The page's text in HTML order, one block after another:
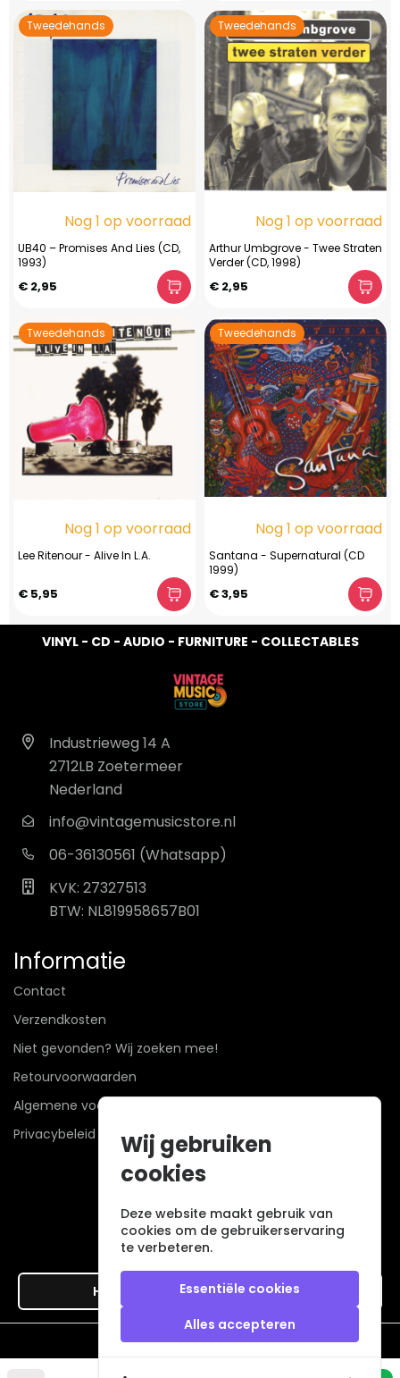
Tweedehands
Nog 1 op voorraad
UB40 – Promises And Lies (CD,
1993)
€ 2,95
Tweedehands
Nog 1 op voorraad
Arthur Umbgrove - Twee Straten
Verder (CD, 1998)
€ 2,95
Tweedehands
Nog 1 op voorraad
Lee Ritenour - Alive In L.A.
€ 5,95
Tweedehands
Nog 1 op voorraad
Santana - Supernatural (CD
1999)
€ 3,95
VINYL - CD - AUDIO - FURNITURE - COLLECTABLES
Industrieweg 14 A
2712LB Zoetermeer
Nederland
info@vintagemusicstore.nl
06-36130561 (Whatsapp)
KVK: 27327513
BTW: NL819958657B01
Informatie
Contact
Verzendkosten
Niet gevonden? Wij zoeken mee!
Retourvoorwaarden
Algemene voorwaarden
Privacybeleid
Hier de overeenkomst ontbinden
Wij gebruiken
cookies
Deze website maakt gebruik van
cookies om de gebruikerservaring
te verbeteren.
Essentiële cookies
Alles accepteren